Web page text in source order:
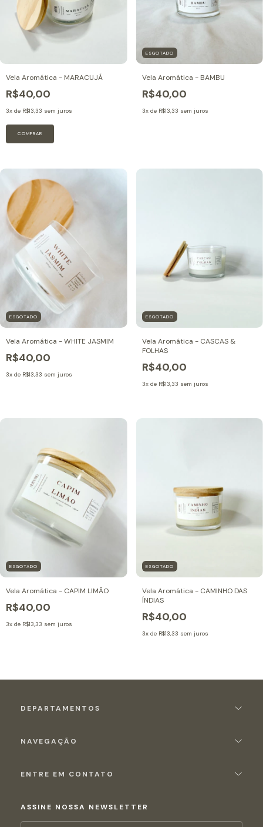
Vela Aromática - MARACUJÁ
R$40,00
3x de R$13,33 sem juros
ESGOTADO
Vela Aromática - BAMBU
R$40,00
3x de R$13,33 sem juros
ESGOTADO
Vela Aromática - WHITE JASMIM
R$40,00
3x de R$13,33 sem juros
ESGOTADO
Vela Aromática - CASCAS &
FOLHAS
R$40,00
3x de R$13,33 sem juros
ESGOTADO
Vela Aromática - CAPIM LIMÃO
R$40,00
3x de R$13,33 sem juros
ESGOTADO
Vela Aromática - CAMINHO DAS
ÍNDIAS
R$40,00
3x de R$13,33 sem juros
ASSINE NOSSA NEWSLETTER
DEPARTAMENTOS
NAVEGAÇÃO
ENTRE EM CONTATO